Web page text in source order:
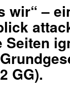
wir“ –
Seiten
GG).